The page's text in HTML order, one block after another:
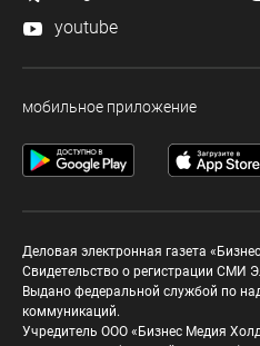
youtube
мобильное приложение
Деловая электронная газета
Свидетельство о регистрации СМИ
Выдано федеральной службой по
коммуникаций.
Учредитель ООО «Бизнес Медия